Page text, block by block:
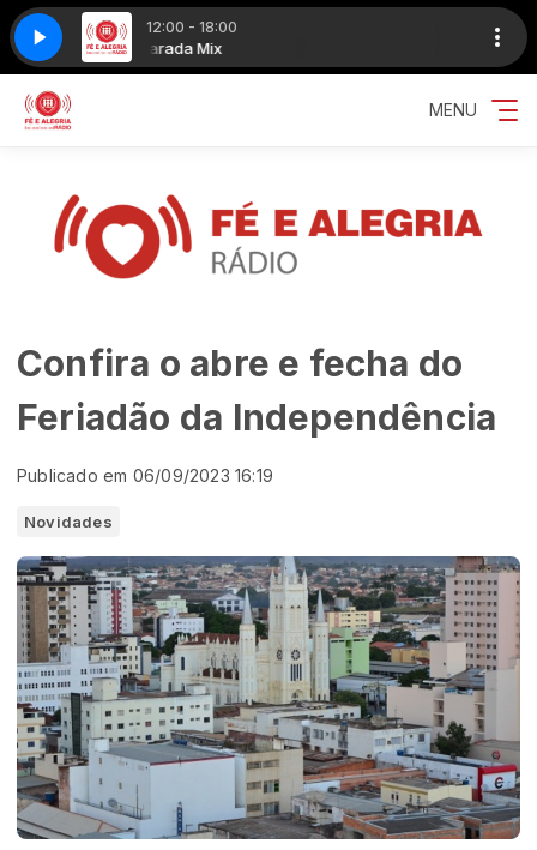
12:00 - 18:00
Mix Parada Mix
Por Mim MorenaExaltasamba (Gonzaguinha) - Espere Por Mim
MENU
Confira o abre e fecha do
Feriadão da Independência
Publicado em 06/09/2023 16:19
Novidades